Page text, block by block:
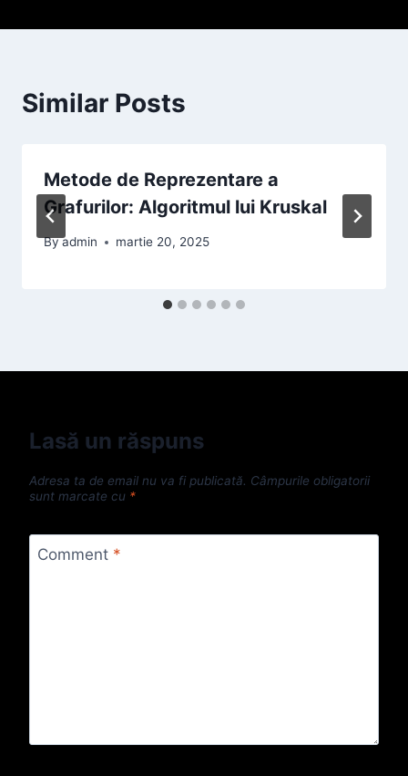
Similar Posts
Metode de Reprezentare a
Grafurilor: Algoritmul lui Kruskal
Byadmin martie 20, 2025
Lasă un răspuns
Adresa ta de email nu va fi publicată. Câmpurile obligatorii
sunt marcate cu *
Comment *